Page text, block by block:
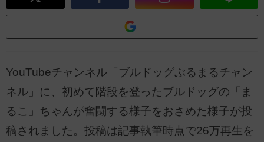
YouTubeチャンネル「ブルドッグぶるまるチャン
ネル」に、初めて階段を登ったブルドッグの「ま
るこ」ちゃんが奮闘する様子をおさめた様子が投
稿されました。投稿は記事執筆時点で26万再生を